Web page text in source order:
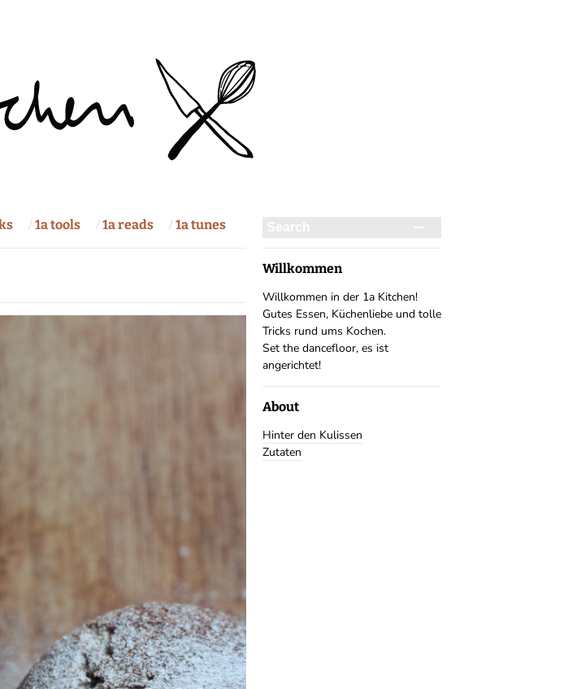
1a tools 1a reads 1a tunes
Willkommen
Willkommen in der 1a Kitchen!
Gutes Essen, Küchenliebe und tolle
Tricks rund ums Kochen.
Set the dancefloor, es ist
angerichtet!
About
Hinter den Kulissen
Zutaten